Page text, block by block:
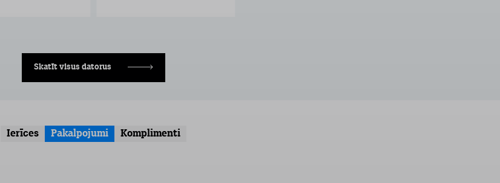
Skatīt visus datorus
Ierīces Pakalpojumi Komplimenti